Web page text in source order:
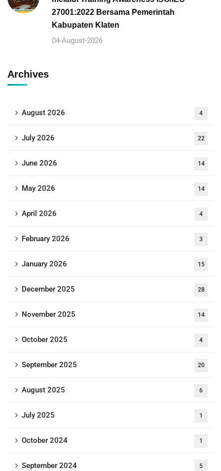
27001:2022 Bersama Pemerintah
Kabupaten Klaten
04-August-2026
Archives
August 2026 4
July 2026 22
June 2026 14
May 2026 14
April 2026 4
February 2026 3
January 2026 15
December 2025 28
November 2025 14
October 2025 4
September 2025 20
August 2025 6
July 2025 1
October 2024 1
September 2024 5